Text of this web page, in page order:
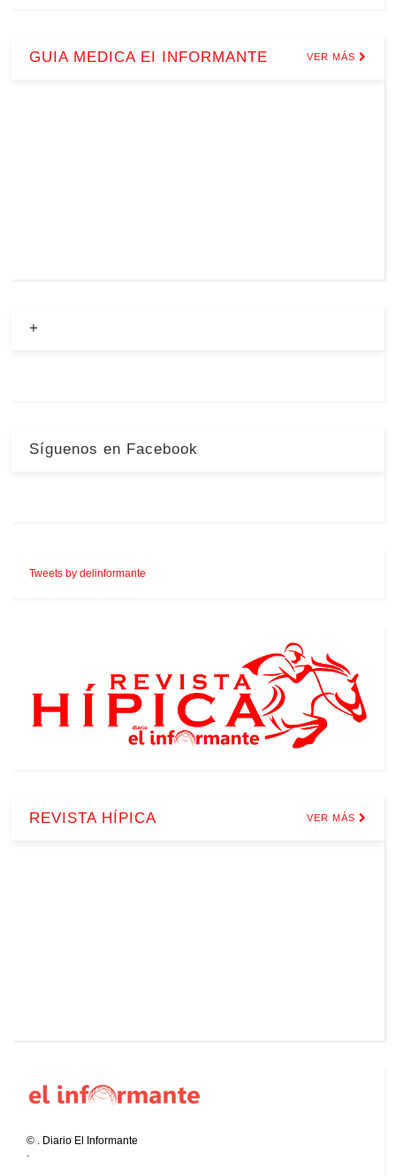
GUIA MEDICA EI INFORMANTE VER MÁS
+
Síguenos en Facebook
Tweets by delinformante
REVISTA HÍPICA VER MÁS
© . Diario El Informante
.